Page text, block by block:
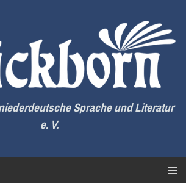
Sprache und Literatur
e. V.